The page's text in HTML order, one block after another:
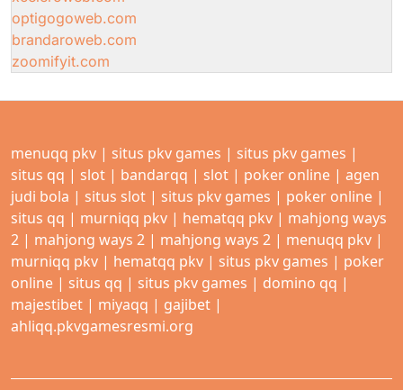
optigogoweb.com
brandaroweb.com
zoomifyit.com
menuqq pkv | situs pkv games | situs pkv games |
situs qq | slot | bandarqq | slot | poker online | agen
judi bola | situs slot | situs pkv games | poker online |
situs qq | murniqq pkv | hematqq pkv | mahjong ways
2 | mahjong ways 2 | mahjong ways 2 | menuqq pkv |
murniqq pkv | hematqq pkv | situs pkv games | poker
online | situs qq | situs pkv games | domino qq |
majestibet | miyaqq | gajibet |
ahliqq.pkvgamesresmi.org